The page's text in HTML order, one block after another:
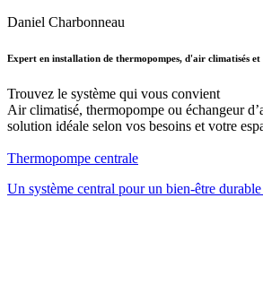
Daniel Charbonneau
Expert en installation de thermopompes, d'air climatisés
Trouvez le système qui vous convient
Air climatisé, thermopompe ou échangeur
solution idéale selon vos besoins et votre
Thermopompe centrale
Un système central pour un bien-être durable